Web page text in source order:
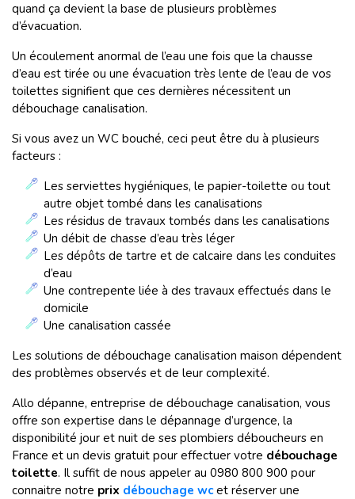
quand ça devient la base de plusieurs problèmes
d’évacuation.
Un écoulement anormal de l’eau une fois que la chausse
d’eau est tirée ou une évacuation très lente de l’eau de vos
toilettes signifient que ces dernières nécessitent un
débouchage canalisation.
Si vous avez un WC bouché, ceci peut être du à plusieurs
facteurs :
Les serviettes hygiéniques, le papier-toilette ou tout
autre objet tombé dans les canalisations
Les résidus de travaux tombés dans les canalisations
Un débit de chasse d’eau très léger
Les dépôts de tartre et de calcaire dans les conduites
d’eau
Une contrepente liée à des travaux effectués dans le
domicile
Une canalisation cassée
Les solutions de débouchage canalisation maison dépendent
des problèmes observés et de leur complexité.
Allo dépanne, entreprise de débouchage canalisation, vous
offre son expertise dans le dépannage d’urgence, la
disponibilité jour et nuit de ses plombiers déboucheurs en
France et un devis gratuit pour effectuer votre débouchage
toilette. Il suffit de nous appeler au 0980 800 900 pour
connaitre notre prix débouchage wcet réserver une